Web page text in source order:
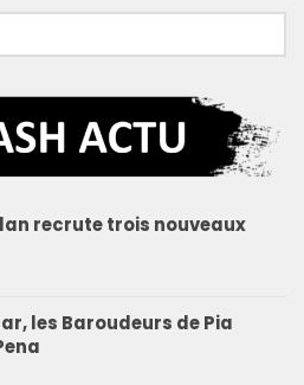
recrute trois nouveaux
les Baroudeurs de Pia